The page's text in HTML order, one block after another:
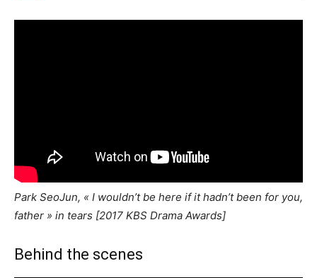
Park SeoJun, « I wouldn’t be here if it hadn’t been for you,
father » in tears [2017 KBS Drama Awards]
Behind the scenes